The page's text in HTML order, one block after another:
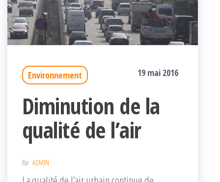
Environnement 19 mai 2016
Diminution de la
qualité de l’air
Par ADMIN